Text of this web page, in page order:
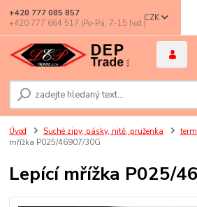
CZK
+420 777 085 857
+420 777 664 517 (Po-Pá, 7-15 hod.)
Úvod Suché zipy, pásky, nitě, pruženka
mřížka P025/46907/30G
Lepící mřížka P025/